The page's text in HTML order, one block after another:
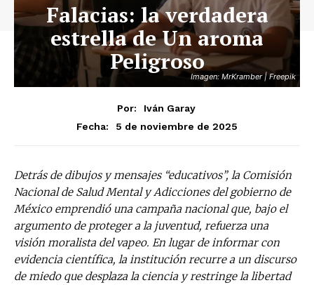
Imagen: MrKramber | Freepik
Falacias: la verdadera
estrella de Un aroma
Peligroso
Por:
Iván Garay
Fecha:
5 de noviembre de 2025
Detrás de dibujos y mensajes “educativos”, la Comisión
Nacional de Salud Mental y Adicciones del gobierno de
México emprendió una campaña nacional que, bajo el
argumento de proteger a la juventud, refuerza una
visión moralista del vapeo. En lugar de informar con
evidencia científica, la institución recurre a un discurso
de miedo que desplaza la ciencia y restringe la libertad